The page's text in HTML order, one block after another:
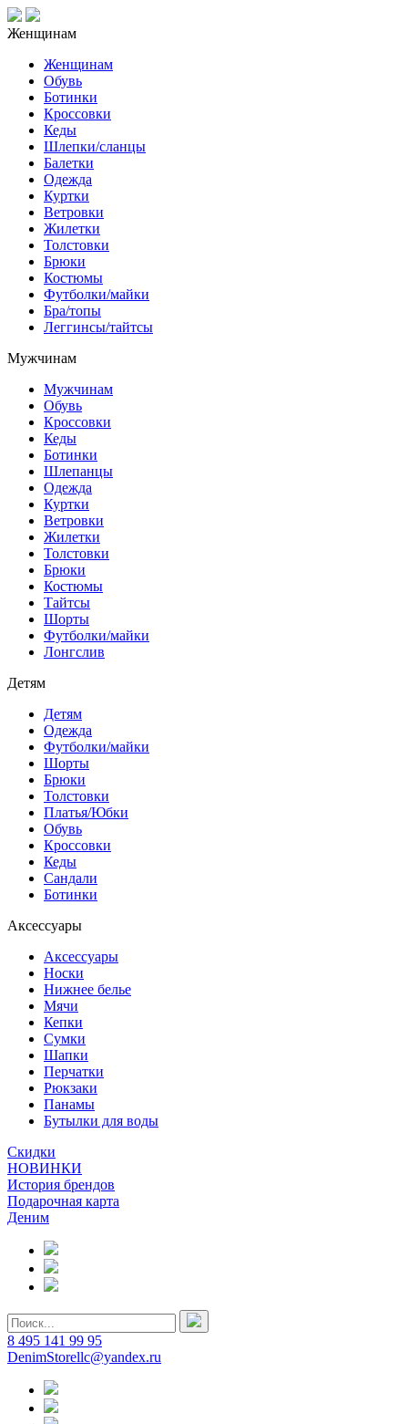
Женщинам
Женщинам
Обувь
Ботинки
Кроссовки
Кеды
Шлепки/сланцы
Балетки
Одежда
Куртки
Ветровки
Жилетки
Толстовки
Брюки
Костюмы
Футболки/майки
Бра/топы
Леггинсы/тайтсы
Мужчинам
Мужчинам
Обувь
Кроссовки
Кеды
Ботинки
Шлепанцы
Одежда
Куртки
Ветровки
Жилетки
Толстовки
Брюки
Костюмы
Тайтсы
Шорты
Футболки/майки
Лонгслив
Детям
Детям
Одежда
Футболки/майки
Шорты
Брюки
Толстовки
Платья/Юбки
Обувь
Кроссовки
Кеды
Сандали
Ботинки
Аксессуары
Аксессуары
Носки
Нижнее белье
Мячи
Кепки
Сумки
Шапки
Перчатки
Рюкзаки
Панамы
Бутылки для воды
Скидки
НОВИНКИ
История брендов
Подарочная карта
Деним
8 495 141 99 95
DenimStorellc@yandex.ru